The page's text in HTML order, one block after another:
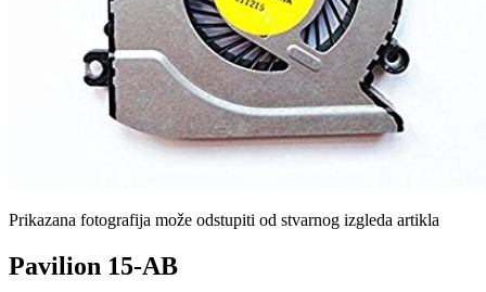
Prikazana fotografija može odstupiti od stvarnog izgleda artikla
Pavilion 15-AB